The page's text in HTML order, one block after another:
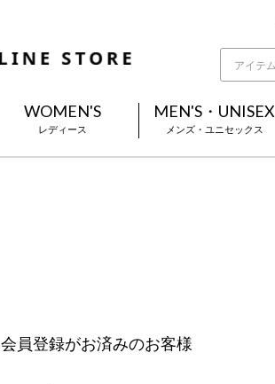
WOMEN'S
レディース
MEN'S・UNISEX
メンズ・ユニセックス
会員登録がお済みのお客様